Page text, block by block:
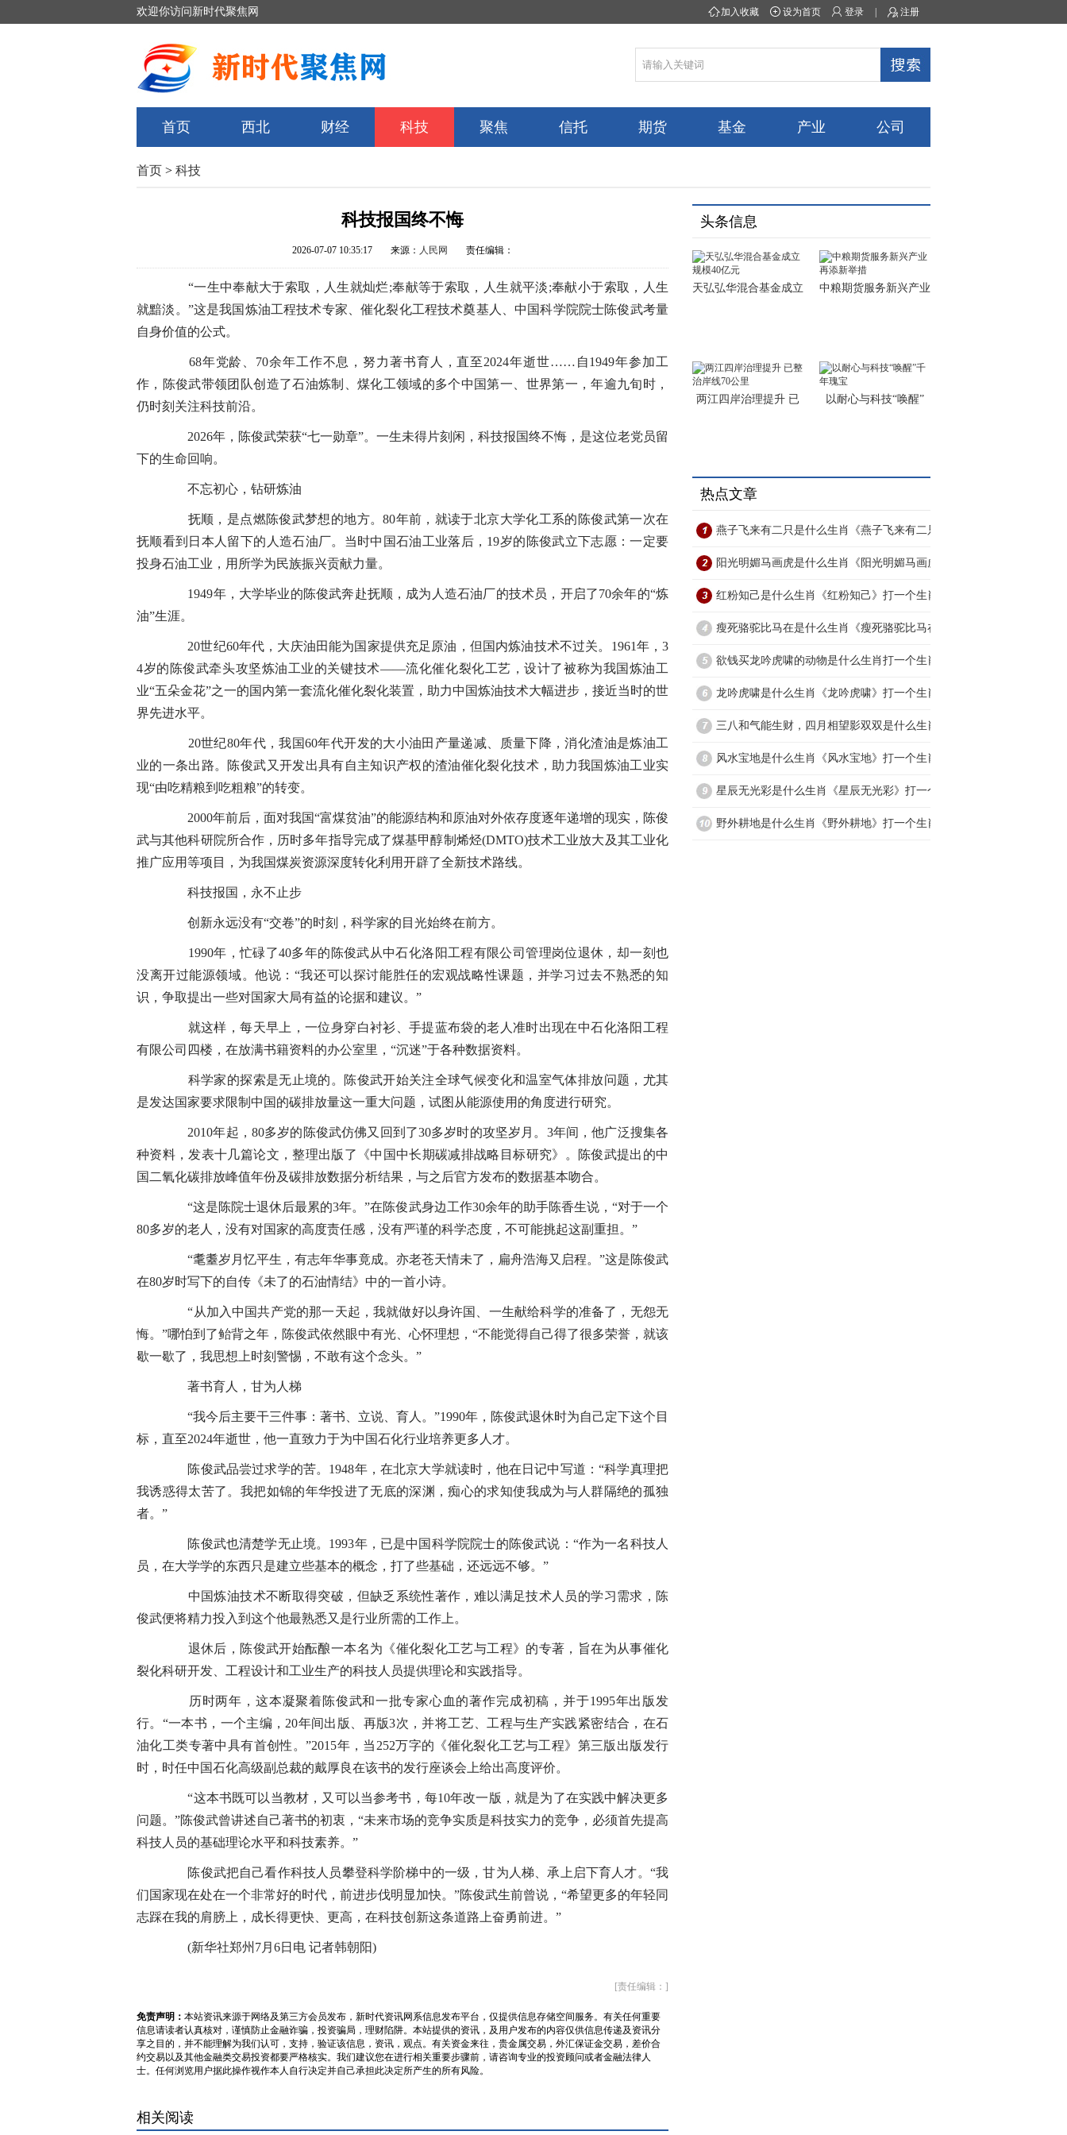
欢迎你访问新时代聚焦网 加入收藏 设为首页 登录 注册
首页 西北 财经 科技 聚焦 信托 期货 基金 产业 公司
首页 > 科技
科技报国终不悔
2026-07-07 10:35:17 来源： 人民网 责任编辑：
“一生中奉献大于索取，人生就灿烂;奉献等于索取，人生就平淡;奉献小于索取，人生
就黯淡。”这是我国炼油工程技术专家、催化裂化工程技术奠基人、中国科学院院士陈俊武考量
自身价值的公式。
68年党龄、70余年工作不息，努力著书育人，直至2024年逝世……自1949年参加工
作，陈俊武带领团队创造了石油炼制、煤化工领域的多个中国第一、世界第一，年逾九旬时，
仍时刻关注科技前沿。
2026年，陈俊武荣获“七一勋章”。一生未得片刻闲，科技报国终不悔，是这位老党员留
下的生命回响。
不忘初心，钻研炼油
抚顺，是点燃陈俊武梦想的地方。80年前，就读于北京大学化工系的陈俊武第一次在
抚顺看到日本人留下的人造石油厂。当时中国石油工业落后，19岁的陈俊武立下志愿：一定要
投身石油工业，用所学为民族振兴贡献力量。
1949年，大学毕业的陈俊武奔赴抚顺，成为人造石油厂的技术员，开启了70余年的“炼
油”生涯。
20世纪60年代，大庆油田能为国家提供充足原油，但国内炼油技术不过关。1961年，3
4岁的陈俊武牵头攻坚炼油工业的关键技术——流化催化裂化工艺，设计了被称为我国炼油工
业“五朵金花”之一的国内第一套流化催化裂化装置，助力中国炼油技术大幅进步，接近当时的世
界先进水平。
20世纪80年代，我国60年代开发的大小油田产量递减、质量下降，消化渣油是炼油工
业的一条出路。陈俊武又开发出具有自主知识产权的渣油催化裂化技术，助力我国炼油工业实
现“由吃精粮到吃粗粮”的转变。
2000年前后，面对我国“富煤贫油”的能源结构和原油对外依存度逐年递增的现实，陈俊
武与其他科研院所合作，历时多年指导完成了煤基甲醇制烯烃(DMTO)技术工业放大及其工业化
推广应用等项目，为我国煤炭资源深度转化利用开辟了全新技术路线。
科技报国，永不止步
创新永远没有“交卷”的时刻，科学家的目光始终在前方。
1990年，忙碌了40多年的陈俊武从中石化洛阳工程有限公司管理岗位退休，却一刻也
没离开过能源领域。他说：“我还可以探讨能胜任的宏观战略性课题，并学习过去不熟悉的知
识，争取提出一些对国家大局有益的论据和建议。”
就这样，每天早上，一位身穿白衬衫、手提蓝布袋的老人准时出现在中石化洛阳工程
有限公司四楼，在放满书籍资料的办公室里，“沉迷”于各种数据资料。
科学家的探索是无止境的。陈俊武开始关注全球气候变化和温室气体排放问题，尤其
是发达国家要求限制中国的碳排放量这一重大问题，试图从能源使用的角度进行研究。
2010年起，80多岁的陈俊武仿佛又回到了30多岁时的攻坚岁月。3年间，他广泛搜集各
种资料，发表十几篇论文，整理出版了《中国中长期碳减排战略目标研究》。陈俊武提出的中
国二氧化碳排放峰值年份及碳排放数据分析结果，与之后官方发布的数据基本吻合。
“这是陈院士退休后最累的3年。”在陈俊武身边工作30余年的助手陈香生说，“对于一个
80多岁的老人，没有对国家的高度责任感，没有严谨的科学态度，不可能挑起这副重担。”
“耄耋岁月忆平生，有志年华事竟成。亦老苍天情未了，扁舟浩海又启程。”这是陈俊武
在80岁时写下的自传《未了的石油情结》中的一首小诗。
“从加入中国共产党的那一天起，我就做好以身许国、一生献给科学的准备了，无怨无
悔。”哪怕到了鲐背之年，陈俊武依然眼中有光、心怀理想，“不能觉得自己得了很多荣誉，就该
歇一歇了，我思想上时刻警惕，不敢有这个念头。”
著书育人，甘为人梯
“我今后主要干三件事：著书、立说、育人。”1990年，陈俊武退休时为自己定下这个目
标，直至2024年逝世，他一直致力于为中国石化行业培养更多人才。
陈俊武品尝过求学的苦。1948年，在北京大学就读时，他在日记中写道：“科学真理把
我诱惑得太苦了。我把如锦的年华投进了无底的深渊，痴心的求知使我成为与人群隔绝的孤独
者。”
陈俊武也清楚学无止境。1993年，已是中国科学院院士的陈俊武说：“作为一名科技人
员，在大学学的东西只是建立些基本的概念，打了些基础，还远远不够。”
中国炼油技术不断取得突破，但缺乏系统性著作，难以满足技术人员的学习需求，陈
俊武便将精力投入到这个他最熟悉又是行业所需的工作上。
退休后，陈俊武开始酝酿一本名为《催化裂化工艺与工程》的专著，旨在为从事催化
裂化科研开发、工程设计和工业生产的科技人员提供理论和实践指导。
历时两年，这本凝聚着陈俊武和一批专家心血的著作完成初稿，并于1995年出版发
行。“一本书，一个主编，20年间出版、再版3次，并将工艺、工程与生产实践紧密结合，在石
油化工类专著中具有首创性。”2015年，当252万字的《催化裂化工艺与工程》第三版出版发行
时，时任中国石化高级副总裁的戴厚良在该书的发行座谈会上给出高度评价。
“这本书既可以当教材，又可以当参考书，每10年改一版，就是为了在实践中解决更多
问题。”陈俊武曾讲述自己著书的初衷，“未来市场的竞争实质是科技实力的竞争，必须首先提高
科技人员的基础理论水平和科技素养。”
陈俊武把自己看作科技人员攀登科学阶梯中的一级，甘为人梯、承上启下育人才。“我
们国家现在处在一个非常好的时代，前进步伐明显加快。”陈俊武生前曾说，“希望更多的年轻同
志踩在我的肩膀上，成长得更快、更高，在科技创新这条道路上奋勇前进。”
(新华社郑州7月6日电 记者韩朝阳)
[责任编辑：]
免责声明： 本站资讯来源于网络及第三方会员发布，新时代资讯网系信息发布平台，仅提供信息存储空间服务。有关任何重要
信息请读者认真核对，谨慎防止金融诈骗，投资骗局，理财陷阱。本站提供的资讯，及用户发布的内容仅供信息传递及资讯分
享之目的，并不能理解为我们认可，支持，验证该信息，资讯，观点。有关资金来往，贵金属交易，外汇保证金交易，差价合
约交易以及其他金融类交易投资都要严格核实。我们建议您在进行相关重要步骤前，请咨询专业的投资顾问或者金融法律人
士。任何浏览用户据此操作视作本人自行决定并自己承担此决定所产生的所有风险。
相关阅读
头条信息
天弘弘华混合基金成立 中粮期货服务新兴产业
两江四岸治理提升 已 以耐心与科技“唤醒”
热点文章
燕子飞来有二只是什么生肖《燕子飞来有二只》
阳光明媚马画虎是什么生肖《阳光明媚马画虎》
红粉知己是什么生肖《红粉知己》打一个生肖动
瘦死骆驼比马在是什么生肖《瘦死骆驼比马在》
欲钱买龙吟虎啸的动物是什么生肖打一个生肖动
龙吟虎啸是什么生肖《龙吟虎啸》打一个生肖动
三八和气能生财，四月相望影双双是什么生肖打一
风水宝地是什么生肖《风水宝地》打一个生肖动
星辰无光彩是什么生肖《星辰无光彩》打一个生
野外耕地是什么生肖《野外耕地》打一个生肖动